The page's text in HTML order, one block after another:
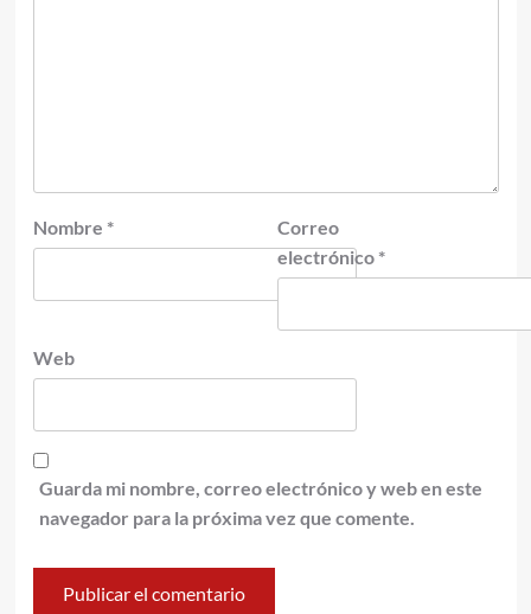
Nombre *
Correo
electrónico *
Web
Guarda mi nombre, correo electrónico y web en este
navegador para la próxima vez que comente.